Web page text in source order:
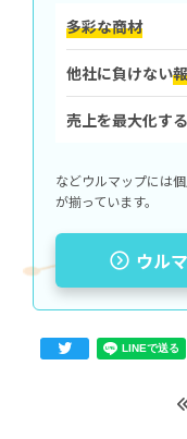
多彩な商材
他社に負けない
売上を最大化する
などウルマップには
が揃っています。
ウル